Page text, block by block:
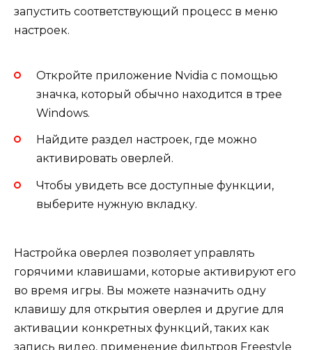
запустить соответствующий процесс в меню
настроек.
Откройте приложение Nvidia с помощью
значка, который обычно находится в трее
Windows.
Найдите раздел настроек, где можно
активировать оверлей.
Чтобы увидеть все доступные функции,
выберите нужную вкладку.
Настройка оверлея позволяет управлять
горячими клавишами, которые активируют его
во время игры. Вы можете назначить одну
клавишу для открытия оверлея и другие для
активации конкретных функций, таких как
запись видео, применение фильтров Freestyle